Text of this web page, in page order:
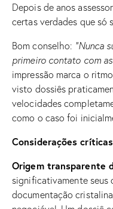
Depois de anos
certas verdades que só
Bom conselho: “Nunca
primeiro contato com
impressão marca o
visto dossiês
velocidades
como o caso foi
Considerações
Origem transparente
significativamente seus
documentação